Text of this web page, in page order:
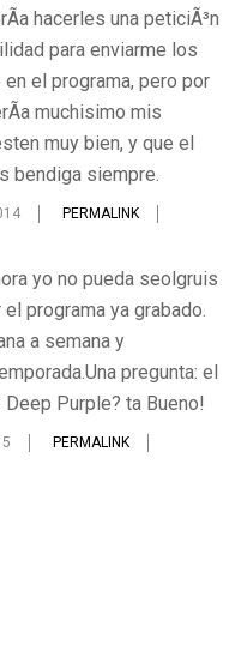
hacerles una peticiÃ³n
para enviarme los
el programa, pero por
muchisimo mis
muy bien, y que el
bendiga siempre.
PERMALINK
yo no pueda seolgruis
programa ya grabado.
a semana y
pregunta: el
Purple? ta Bueno!
PERMALINK